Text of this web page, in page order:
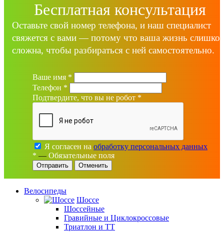
Бесплатная консультация
Оставьте свой номер телефона, и наш специалист
свяжется с вами — потому что ваша жизнь
сложна, чтобы разбираться с ней самостоятельно.
Ваше имя *
Телефон *
Подтвердите, что вы не робот *
Я согласен на обработку персональных данных
* — Обязательные поля
Отменить
Велосипеды
Шоссе
Шоссейные
Гравийные и Циклокроссовые
Триатлон и ТТ